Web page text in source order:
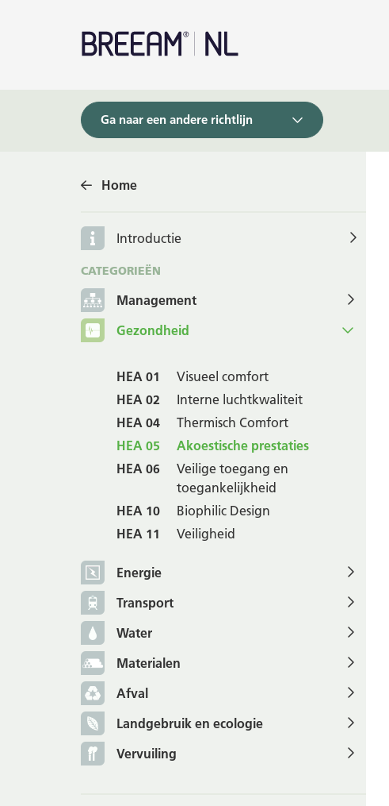
Ga naar een andere richtlijn
Home
Introductie
CATEGORIEËN
Management
Gezondheid
HEA 01
Visueel comfort
HEA 02
Interne luchtkwaliteit
HEA 04
Thermisch Comfort
HEA 05
Akoestische prestaties
HEA 06
Veilige toegang en
toegankelijkheid
HEA 10
Biophilic Design
HEA 11
Veiligheid
Energie
Transport
Water
Materialen
Afval
Landgebruik en ecologie
Vervuiling